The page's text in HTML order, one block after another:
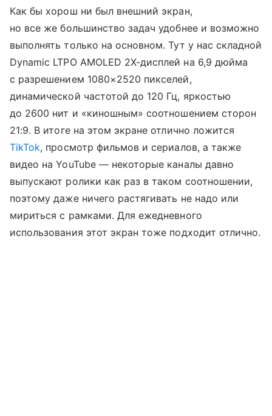
Как бы хорош ни был внешний экран,
но все же большинство задач удобнее и возможно
выполнять только на основном. Тут у нас складной
Dynamic LTPO AMOLED 2X-дисплей на 6,9 дюйма
с разрешением 1080×2520 пикселей,
динамической частотой до 120 Гц, яркостью
до 2600 нит и «киношным» соотношением сторон
21:9. В итоге на этом экране отлично ложится
TikTok, просмотр фильмов и сериалов, а также
видео на YouTube — некоторые каналы давно
выпускают ролики как раз в таком соотношении,
поэтому даже ничего растягивать не надо или
мириться с рамками. Для ежедневного
использования этот экран тоже подходит отлично.